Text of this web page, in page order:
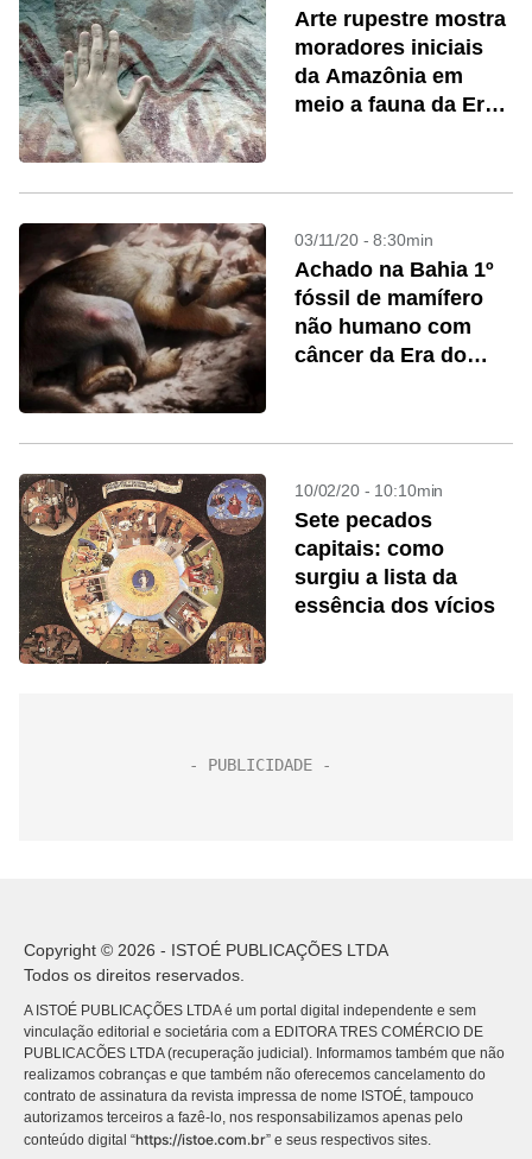
Arte rupestre mostra
moradores iniciais
da Amazônia em
meio a fauna da Era
03/11/20 - 8:30min
Achado na Bahia 1º
fóssil de mamífero
não humano com
câncer da Era do
10/02/20 - 10:10min
Sete pecados
capitais: como
surgiu a lista da
essência dos vícios
Copyright © 2026 - ISTOÉ PUBLICAÇÕES LTDA
Todos os direitos reservados.
A ISTOÉ PUBLICAÇÕES LTDA é um portal digital independente e sem
vinculação editorial e societária com a EDITORA TRES COMÉRCIO DE
PUBLICACÕES LTDA (recuperação judicial). Informamos também que não
realizamos cobranças e que também não oferecemos cancelamento do
contrato de assinatura da revista impressa de nome ISTOÉ, tampouco
autorizamos terceiros a fazê-lo, nos responsabilizamos apenas pelo
conteúdo digital “https://istoe.com.br” e seus respectivos sites.